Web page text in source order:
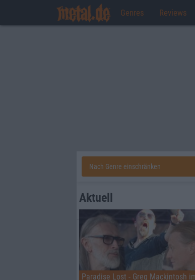
Genres Reviews
Aktuell